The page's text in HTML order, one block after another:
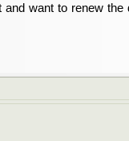
and want to renew
an. Wenn Sie der
kontaktieren Sie